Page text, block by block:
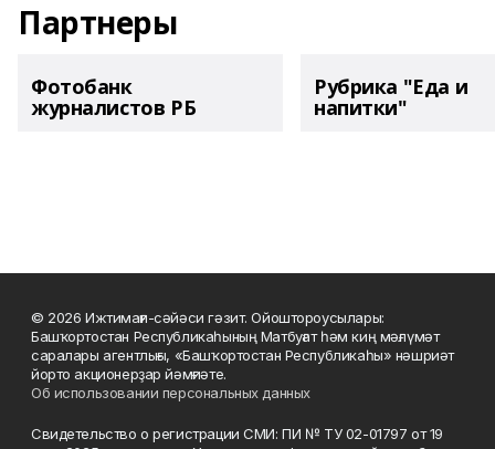
Партнеры
Фотобанк
журналистов РБ
Рубрика "Еда и
напитки"
© 2026 Ижтимағи-сәйәси гәзит. Ойоштороусылары:
Башҡортостан Республикаһының Матбуғат һәм киң мәғлүмәт
саралары агентлығы, «Башҡортостан Республикаһы» нәшриәт
йорто акционерҙар йәмғиәте.
Об использовании персональных данных
Свидетельство о регистрации СМИ: ПИ № ТУ 02-01797 от 19